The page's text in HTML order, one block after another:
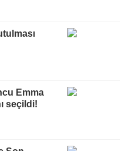
Emma
seçildi!